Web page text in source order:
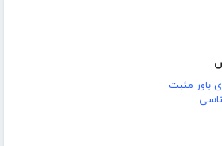
باور مثبت